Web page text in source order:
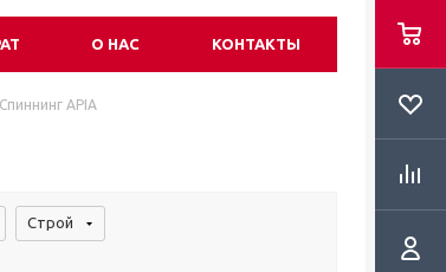
О НАС КОНТАКТЫ
Спиннинг APIA
Строй